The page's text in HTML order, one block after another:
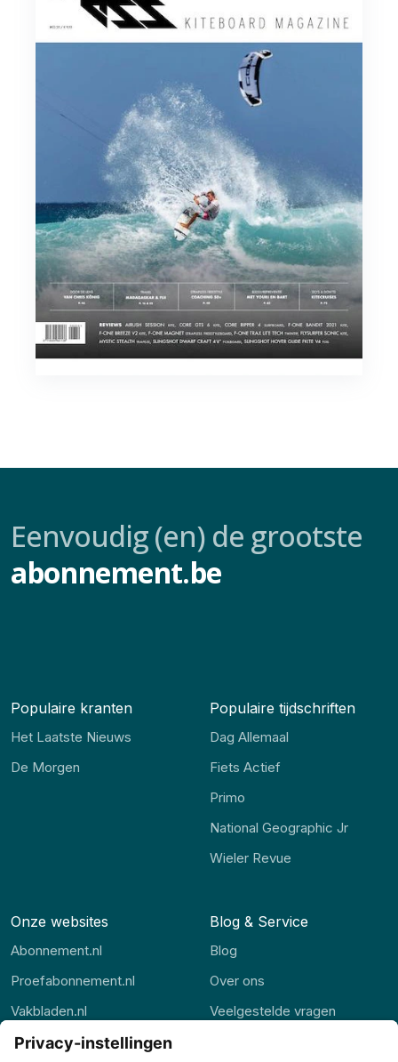
Eenvoudig (en) de grootste
abonnement.be
Populaire kranten
Het Laatste Nieuws
De Morgen
Populaire tijdschriften
Dag Allemaal
Fiets Actief
Primo
National Geographic Jr
Wieler Revue
Onze websites
Abonnement.nl
Proefabonnement.nl
Vakbladen.nl
Abonnement.be
Blog & Service
Blog
Over ons
Veelgestelde vragen